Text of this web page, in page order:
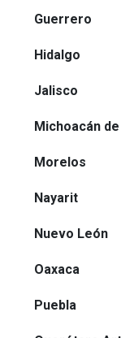
Guerrero
Hidalgo
Jalisco
Michoacán
Morelos
Nayarit
Nuevo León
Oaxaca
Puebla